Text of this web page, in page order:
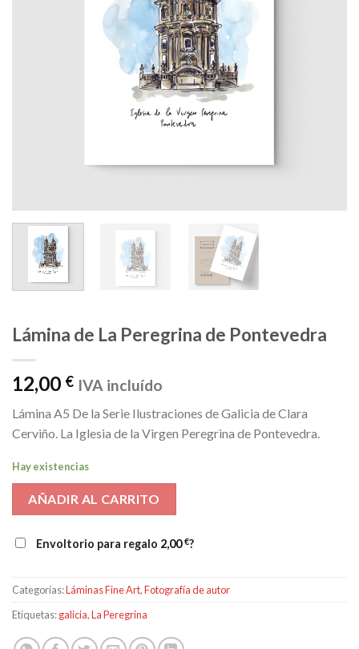
Lámina de La Peregrina de Pontevedra
12,00 € IVA incluído
Lámina A5 De la Serie Ilustraciones de Galicia de Clara
Cerviño. La Iglesia de la Virgen Peregrina de Pontevedra.
Hay existencias
AÑADIR AL CARRITO
Envoltorio para regalo 2,00€?
Categorías:Láminas Fine Art,Fotografía de autor
Etiquetas:galicia,La Peregrina